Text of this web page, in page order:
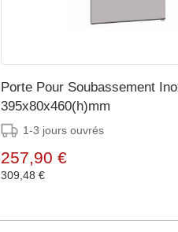
Porte Pour Soubassement
395x80x460(h)mm
1-3 jours ouvrés
257,90 €
309,48 €